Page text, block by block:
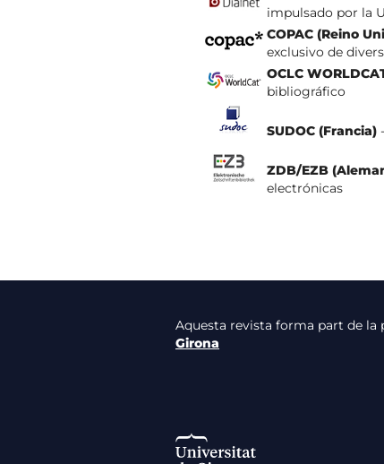
impulsado por la
COPAC (Reino
exclusivo de
OCLC
bibliográfico
SUDOC (Francia)
ZDB/EZB
electrónicas
Aquesta revista forma part de la
Girona